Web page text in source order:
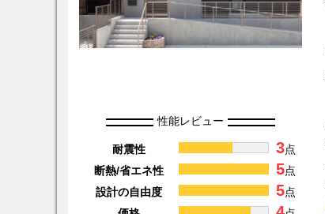
性能レビュー
耐震性 3点
断熱/省エネ性
5点
設計の自由度
5点